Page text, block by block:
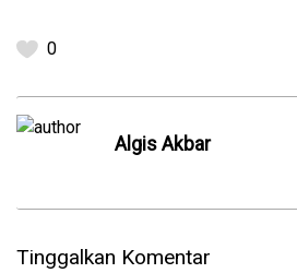
0
Algis Akbar
Tinggalkan Komentar